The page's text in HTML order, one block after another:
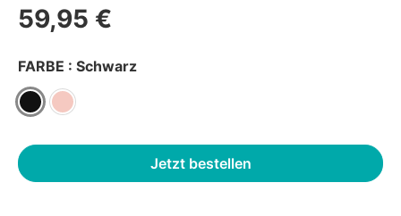
Bewertet
mit4.75
von 5,
auf
4
59,95 €
FARBE : Schwarz
Jetzt bestellen